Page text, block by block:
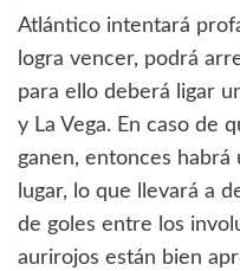
Atlántico intentará
logra vencer, podrá
para ello deberá ligar
y La Vega. En caso de
ganen, entonces
lugar, lo que llevará a
de goles entre los
aurirojos están bien